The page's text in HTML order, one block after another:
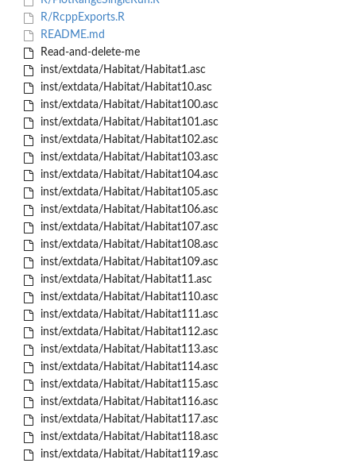
R/RcppExports.R
README.md
Read-and-delete-me
inst/extdata/Habitat/Habitat1.asc
inst/extdata/Habitat/Habitat10.asc
inst/extdata/Habitat/Habitat100.asc
inst/extdata/Habitat/Habitat101.asc
inst/extdata/Habitat/Habitat102.asc
inst/extdata/Habitat/Habitat103.asc
inst/extdata/Habitat/Habitat104.asc
inst/extdata/Habitat/Habitat105.asc
inst/extdata/Habitat/Habitat106.asc
inst/extdata/Habitat/Habitat107.asc
inst/extdata/Habitat/Habitat108.asc
inst/extdata/Habitat/Habitat109.asc
inst/extdata/Habitat/Habitat11.asc
inst/extdata/Habitat/Habitat110.asc
inst/extdata/Habitat/Habitat111.asc
inst/extdata/Habitat/Habitat112.asc
inst/extdata/Habitat/Habitat113.asc
inst/extdata/Habitat/Habitat114.asc
inst/extdata/Habitat/Habitat115.asc
inst/extdata/Habitat/Habitat116.asc
inst/extdata/Habitat/Habitat117.asc
inst/extdata/Habitat/Habitat118.asc
inst/extdata/Habitat/Habitat119.asc